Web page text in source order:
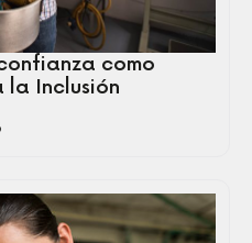
como
Inclusión